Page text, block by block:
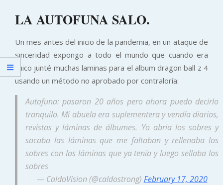
LA AUTOFUNA SALO.
Un mes antes del inicio de la pandemia, en un ataque de
sinceridad expongo a todo el mundo que cuando era
chico junté muchas laminas para el album dragon ball z 4
usando un método no aprobado por contraloría:
Autofuna: pasaron 20 años pero ahora puedo decirlo
tranquilo. Mi abuela era suplementera y vendía diarios,
revistas y láminas de álbumes. Yo abria los sobres y
sacaba las láminas que me faltaban y rellenaba los
sobres con las láminas que ya tenía y luego sellaba los
sobres
— CaldoVision (@caldostrong) February 17, 2020